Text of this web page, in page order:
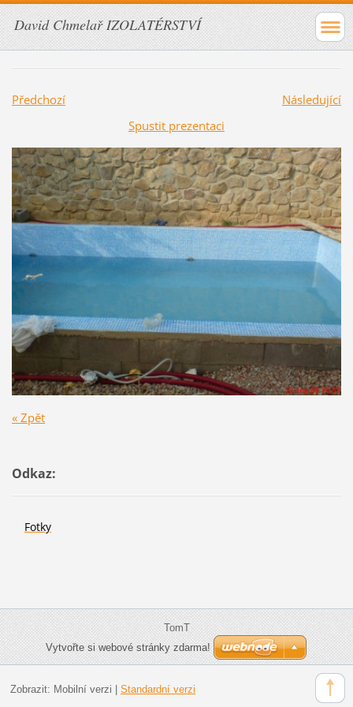
David Chmelař IZOLATÉRSTVÍ
Předchozí
Následující
Spustit prezentaci
« Zpět
Odkaz:
Fotky
TomT
Vytvořte si webové stránky zdarma!
Zobrazit: Mobilní verzi Standardní verzi